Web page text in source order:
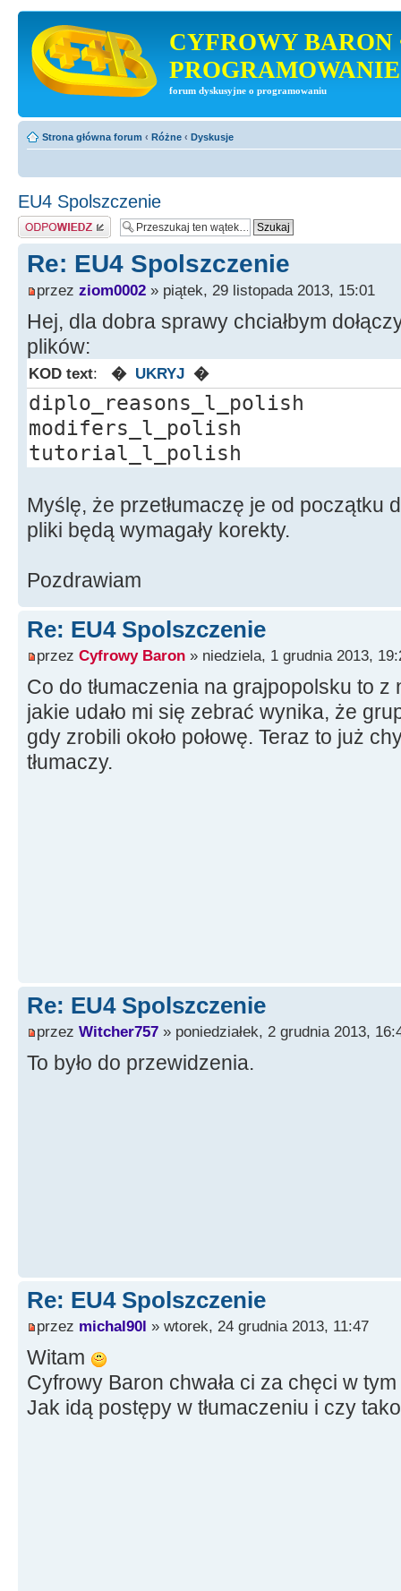
CYFROWY BARON
PROGRAMOWANIE
forum dyskusyjne o programowaniu
Strona główna forum ‹ Różne ‹ Dyskusje
EU4 Spolszczenie
Odpowiedz
Re: EU4 Spolszczenie
przez ziom0002 » piątek, 29 listopada 2013, 15:01
Hej, dla dobra sprawy chciałbym
plików:
KOD text: � UKRYJ �
diplo_reasons_l_polish
modifers_l_polish
tutorial_l_polish
Myślę, że przetłumaczę je od początku
pliki będą wymagały korekty.
Pozdrawiam
Re: EU4 Spolszczenie
przez Cyfrowy Baron » niedziela, 1 grudnia 2013,
Co do tłumaczenia na grajpopolsku to
jakie udało mi się zebrać wynika, że
gdy zrobili około połowę. Teraz to już
tłumaczy.
Re: EU4 Spolszczenie
przez Witcher757 » poniedziałek, 2 grudnia 2013,
To było do przewidzenia.
Re: EU4 Spolszczenie
przez michal90l » wtorek, 24 grudnia 2013, 11:47
Witam
Cyfrowy Baron chwała ci za chęci w
Jak idą postępy w tłumaczeniu i czy